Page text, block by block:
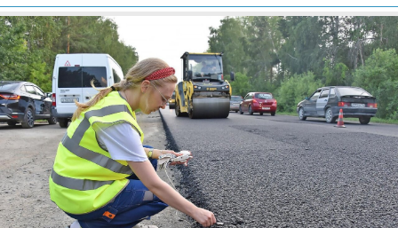
Экономика
Разное
Отказ от ответственности